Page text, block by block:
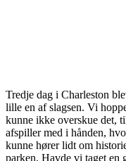
Tredje dag i Charleston
lille en af slagsen. Vi
kunne ikke overskue det,
afspiller med i hånden,
kunne hører lidt om
parken. Havde vi taget en